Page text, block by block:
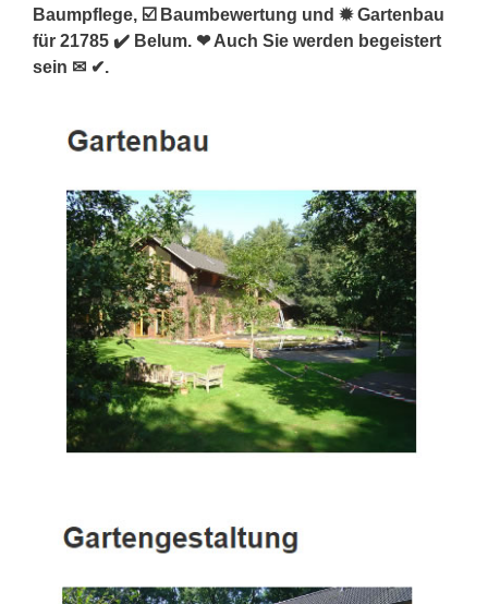
Baumpflege, ☑️ Baumbewertung und ✹ Gartenbau
für 21785 ✔️ Belum. ❤ Auch Sie werden begeistert
sein ✉ ✔.